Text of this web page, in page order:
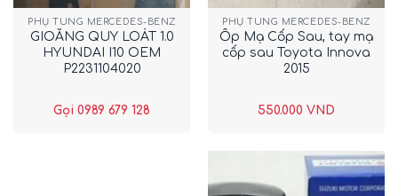
PHỤ TÙNG MERCEDES-BENZ
GIOĂNG QUY LOÁT 1.0
HYUNDAI I10 OEM
P2231104020
Gọi 0989 679 128
PHỤ TÙNG MERCEDES-BENZ
Ốp Mạ Cốp Sau, tay mạ
cốp sau Toyota Innova
2015
550.000 VND